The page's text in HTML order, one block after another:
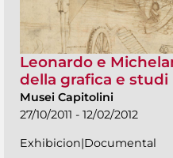
Leonardo e
della grafica e studi
Musei Capitolini
27/10/2011 - 12/02/2012
Exhibicion|Documental